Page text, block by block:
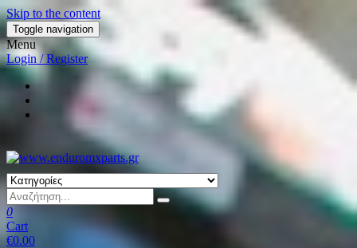
Skip to the content
Toggle navigation
Menu
Login / Register
0
Cart
€0.00